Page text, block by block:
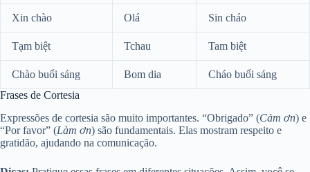
Xin chào Olá Sin cháo
Tạm biệt Tchau Tam biệt
Chào buổi sáng Bom dia
Cháo buổi sáng
Frases de Cortesia
Expressões de cortesia são muito importantes. “Obrigado” (Cảm ơn) e
“Por favor” (Làm ơn) são fundamentais. Elas mostram respeito e
gratidão, ajudando na comunicação.